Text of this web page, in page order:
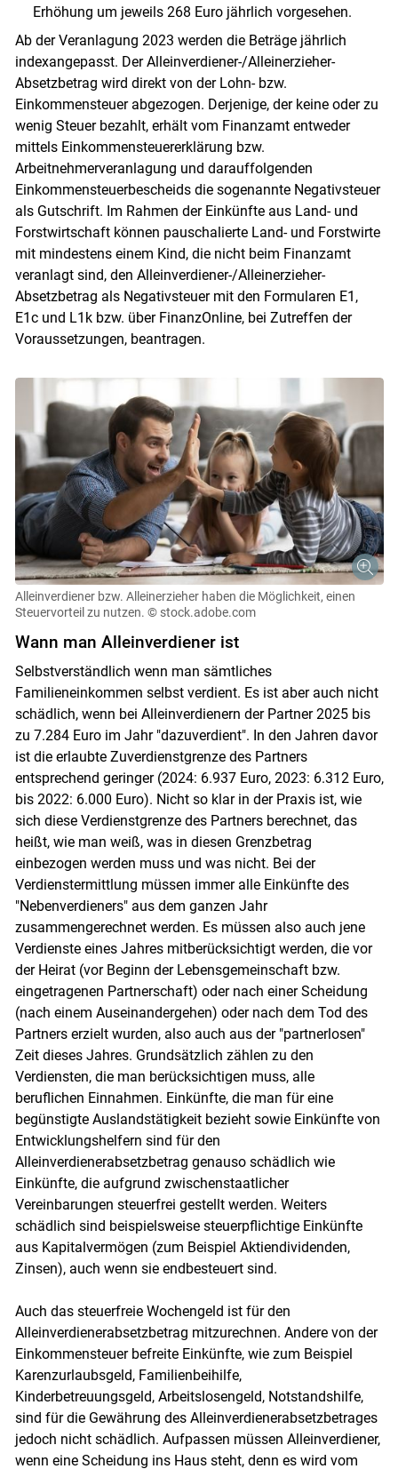
Skip to main content
Erhöhung um jeweils 268 Euro jährlich vorgesehen.
Ab der Veranlagung 2023 werden die Beträge jährlich
indexangepasst. Der Alleinverdiener-/​Alleinerzieher-
Absetzbetrag wird direkt von der Lohn- bzw.
Einkommensteuer abgezogen. Derjenige, der keine oder zu
wenig Steuer bezahlt, erhält vom ­Finanzamt entweder
mittels Einkommensteuererklärung bzw.
Arbeitnehmerveranlagung und darauffolgenden
Einkommensteuerbescheids die sogenannte Negativsteuer
als Gutschrift. Im Rahmen der Einkünfte aus Land- und
Forstwirtschaft können pauschalierte Land- und Forstwirte
mit mindestens einem Kind, die nicht beim Finanzamt
veranlagt sind, den Alleinverdiener-/​Alleinerzieher-
Absetzbetrag als Negativsteuer mit den Formularen E1,
E1c und L1k bzw. über FinanzOnline, bei Zutreffen der
Voraussetzungen, beantragen.
Alleinverdiener bzw. Alleinerzieher haben die Möglichkeit, einen
Steuervorteil zu nutzen. © stock.adobe.com
Wann man Alleinverdiener ist
Selbstverständlich wenn man sämtliches
Familieneinkommen selbst verdient. Es ist aber auch nicht
schädlich, wenn bei Alleinverdienern der Partner 2025 bis
zu 7.284 Euro im Jahr "dazuverdient". In den Jahren davor
ist die erlaubte Zuverdienstgrenze des Partners
entsprechend geringer (2024: 6.937 Euro, 2023: 6.312 Euro,
bis 2022: 6.000 Euro). Nicht so klar in der Praxis ist, wie
sich diese Verdienstgrenze des Partners berechnet, das
heißt, wie man weiß, was in diesen Grenzbetrag
einbezogen werden muss und was nicht. Bei der
Verdienstermittlung müssen immer alle Einkünfte des
"Nebenverdieners" aus dem ganzen Jahr
zusammengerechnet werden. Es müssen also auch jene
Verdienste eines Jahres mitberücksichtigt werden, die vor
der Heirat (vor Beginn der Lebensgemeinschaft bzw.
eingetragenen Partnerschaft) oder nach einer Scheidung
(nach einem Auseinandergehen) oder nach dem Tod des
Partners erzielt wurden, also auch aus der "partnerlosen"
Zeit dieses Jahres. Grundsätzlich zählen zu den
Verdiensten, die man berücksichtigen muss, alle
beruflichen Einnahmen. Einkünfte, die man für eine
begünstigte Auslandstätigkeit bezieht sowie Einkünfte von
Entwicklungshelfern sind für den
Alleinverdienerabsetzbetrag genauso schädlich wie
Einkünfte, die aufgrund zwischenstaatlicher
Vereinbarungen steuerfrei gestellt werden. Weiters
schädlich sind beispielsweise steuerpflichtige Einkünfte
aus Kapitalvermögen (zum Beispiel Aktiendividenden,
Zinsen), auch wenn sie endbesteuert sind.
Auch das steuerfreie Wochengeld ist für den
Alleinverdienerabsetzbetrag mitzurechnen. Andere von der
Einkommensteuer befreite Einkünfte, wie zum Beispiel
Karenzurlaubsgeld, Familienbeihilfe,
Kinderbetreuungsgeld, Arbeitslosengeld, Notstandshilfe,
sind für die Gewährung des Alleinverdienerabsetzbetrages
jedoch nicht schädlich. Aufpassen müssen Alleinverdiener,
wenn eine Scheidung ins Haus steht, denn es wird vom